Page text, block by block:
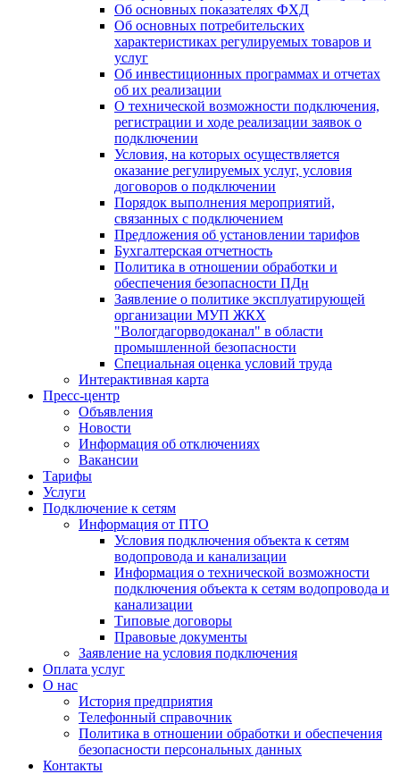
Об основных показателях ФХД
Об основных потребительских
характеристиках регулируемых товаров и
услуг
Об инвестиционных программах и отчетах
об их реализации
О технической возможности подключения,
регистрации и ходе реализации заявок о
подключении
Условия, на которых осуществляется
оказание регулируемых услуг, условия
договоров о подключении
Порядок выполнения мероприятий,
связанных с подключением
Предложения об установлении тарифов
Бухгалтерская отчетность
Политика в отношении обработки и
обеспечения безопасности ПДн
Заявление о политике эксплуатирующей
организации МУП ЖКХ
"Вологдагорводоканал" в области
промышленной безопасности
Специальная оценка условий труда
Интерактивная карта
Пресс-центр
Объявления
Новости
Информация об отключениях
Вакансии
Тарифы
Услуги
Подключение к сетям
Информация от ПТО
Условия подключения объекта к сетям
водопровода и канализации
Информация о технической возможности
подключения объекта к сетям водопровода и
канализации
Типовые договоры
Правовые документы
Заявление на условия подключения
Оплата услуг
О нас
История предприятия
Телефонный справочник
Политика в отношении обработки и обеспечения
безопасности персональных данных
Контакты